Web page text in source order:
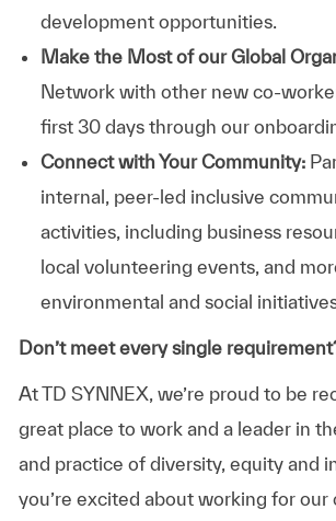
development opportunities.
Make the Most of our Global
Network with other new co-
first 30 days through our
Connect with Your Community:
internal, peer-led inclusive
activities, including business
local volunteering events, and
environmental and social
Don’t meet every single
At TD SYNNEX, we’re proud to be
great place to work and a leader in
and practice of diversity, equity and
you’re excited about working for our